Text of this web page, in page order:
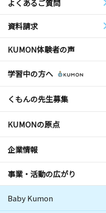
よくあるご質問
資料請求
KUMON体験者の声
学習中の方へ
くもんの先生募集
KUMONの原点
企業情報
事業・活動の広がり
Baby Kumon